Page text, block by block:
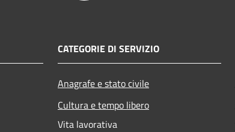
CATEGORIE DI SERVIZIO
Anagrafe e stato civile
Cultura e tempo libero
Vita lavorativa